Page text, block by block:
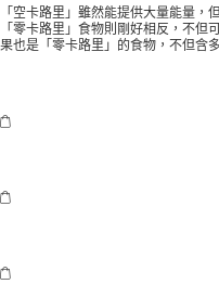
「空卡路里」雖然能提供大量能量
「零卡路里」食物則剛好相反，不
果也是「零卡路里」的食物，不但含